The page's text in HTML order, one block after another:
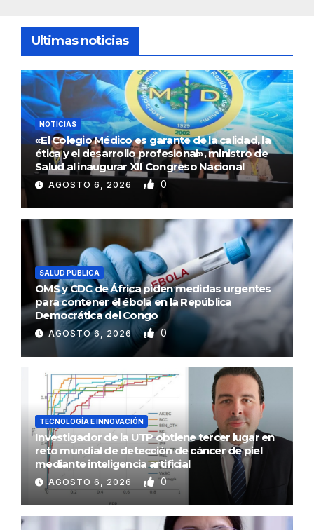
Ultimas noticias
NOTICIAS
«El Colegio Médico es garante de la calidad, la
ética y el desarrollo profesional», ministro de
Salud al inaugurar XII Congreso Nacional
AGOSTO 6, 2026 0
SALUD PÚBLICA
OMS y CDC de África piden medidas urgentes
para contener el ébola en la República
Democrática del Congo
AGOSTO 6, 2026 0
TECNOLOGÍA E INNOVACIÓN
Investigador de la UTP obtiene tercer lugar en
reto mundial de detección de cáncer de piel
mediante inteligencia artificial
AGOSTO 6, 2026 0